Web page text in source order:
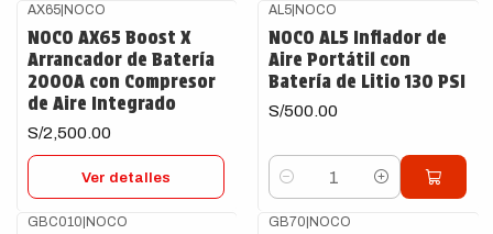
AX65|NOCO
NOCO AX65 Boost X
Arrancador de Batería
2000A con Compresor
de Aire Integrado
S/2,500.00
Ver detalles
AL5|NOCO
NOCO AL5 Inflador de
Aire Portátil con
Batería de Litio 130 PSI
S/500.00
Cantidad
GBC010|NOCO GB70|NOCO